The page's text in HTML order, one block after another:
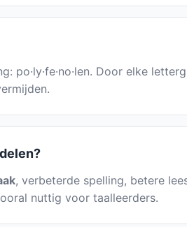
po·ly·fe·no·len. Door elke
, verbeterde spelling, betere
nuttig voor taalleerders.